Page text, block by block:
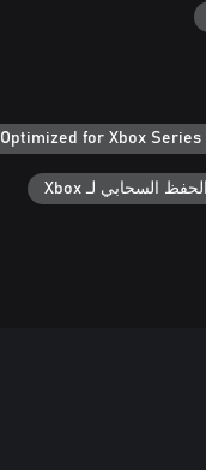
Optimized for Xbox Series
الحفظ السحابي لـ Xbox